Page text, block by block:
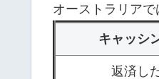
オーストラリアで
キャッシ
返済し